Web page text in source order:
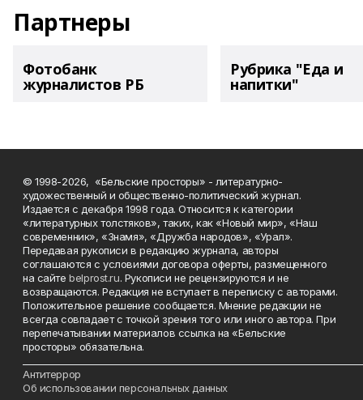
Партнеры
Фотобанк
журналистов РБ
Рубрика "Еда и
напитки"
© 1998-2026, «Бельские просторы» - литературно-
художественный и общественно-политический журнал.
Издается с декабря 1998 года. Относится к категории
«литературных толстяков», таких, как «Новый мир», «Наш
современник», «Знамя», «Дружба народов», «Урал».
Передавая рукописи в редакцию журнала, авторы
соглашаются с условиями договора оферты, размещенного
на сайтеbelprost.ru. Рукописи не рецензируются и не
возвращаются. Редакция не вступает в переписку с авторами.
Положительное решение сообщается. Мнение редакции не
всегда совпадает с точкой зрения того или иного автора. При
перепечатывании материалов ссылка на «Бельские
просторы» обязательна.
Антитеррор
Об использовании персональных данных